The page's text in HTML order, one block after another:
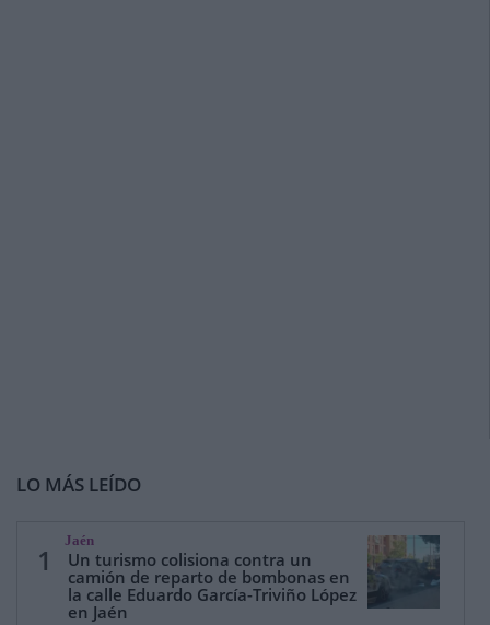
LO MÁS LEÍDO
1
Jaén
Un turismo colisiona contra un
camión de reparto de bombonas en
la calle Eduardo García-Triviño López
en Jaén